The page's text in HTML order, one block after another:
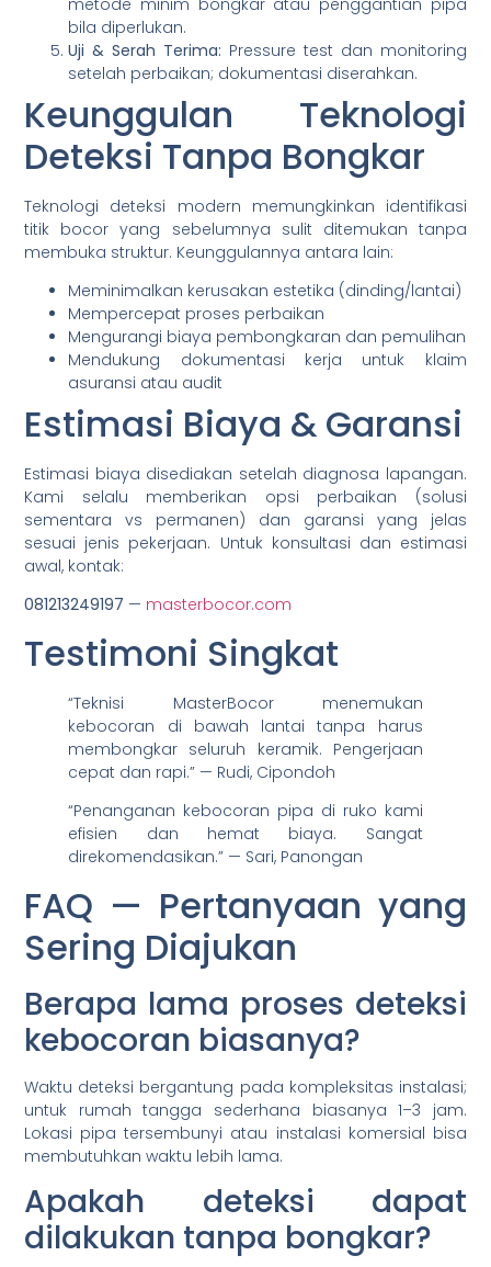
bila diperlukan.
Uji & Serah Terima: Pressure test dan monitoring
setelah perbaikan; dokumentasi diserahkan.
Keunggulan Teknologi
Deteksi Tanpa Bongkar
Teknologi deteksi modern memungkinkan identifikasi
titik bocor yang sebelumnya sulit ditemukan tanpa
membuka struktur. Keunggulannya antara lain:
Meminimalkan kerusakan estetika (dinding/lantai)
Mempercepat proses perbaikan
Mengurangi biaya pembongkaran dan pemulihan
Mendukung dokumentasi kerja untuk klaim
asuransi atau audit
Estimasi Biaya & Garansi
Estimasi biaya disediakan setelah diagnosa lapangan.
Kami selalu memberikan opsi perbaikan (solusi
sementara vs permanen) dan garansi yang jelas
sesuai jenis pekerjaan. Untuk konsultasi dan estimasi
awal, kontak:
081213249197 — masterbocor.com
Testimoni Singkat
“Teknisi MasterBocor menemukan
kebocoran di bawah lantai tanpa harus
membongkar seluruh keramik. Pengerjaan
cepat dan rapi.” — Rudi, Cipondoh
“Penanganan kebocoran pipa di ruko kami
efisien dan hemat biaya. Sangat
direkomendasikan.” — Sari, Panongan
FAQ — Pertanyaan yang
Sering Diajukan
Berapa lama proses deteksi
kebocoran biasanya?
Waktu deteksi bergantung pada kompleksitas instalasi;
untuk rumah tangga sederhana biasanya 1–3 jam.
Lokasi pipa tersembunyi atau instalasi komersial bisa
membutuhkan waktu lebih lama.
Apakah deteksi dapat
dilakukan tanpa bongkar?